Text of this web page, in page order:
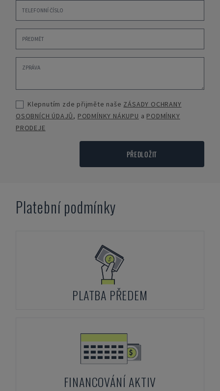
Klepnutím zde přijměte naše ZÁSADY OCHRANY
OSOBNÍCH ÚDAJŮ, PODMÍNKY NÁKUPU a PODMÍNKY
PRODEJE
PŘEDLOŽIT
Platební podmínky
PLATBA PŘEDEM
FINANCOVÁNÍ AKTIV